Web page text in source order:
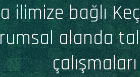
ilimize bağlı
alanda